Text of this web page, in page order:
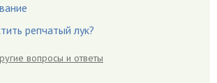
репчатый лук?
вопросы и ответы